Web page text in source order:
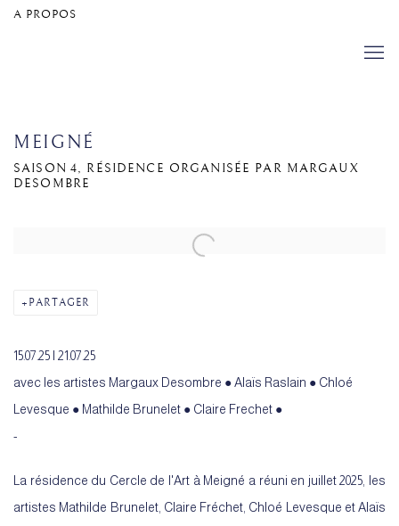
A PROPOS
MEIGNÉ
SAISON 4, RÉSIDENCE ORGANISÉE PAR MARGAUX
DESOMBRE
Open a larger version of the following image in a popup:
PARTAGER
15.07.25 I 21.07.25
avec les artistes Margaux Desombre ● Alaïs Raslain ● Chloé
Levesque ● Mathilde Brunelet ● Claire Frechet ●
-
La résidence du Cercle de l'Art à Meigné a réuni en juillet 2025, les
artistes Mathilde Brunelet, Claire Fréchet, Chloé Levesque et Alaïs